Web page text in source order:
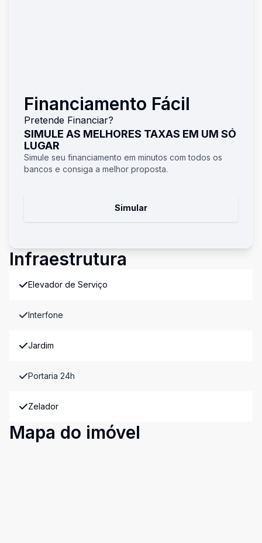
Financiamento Fácil
Pretende Financiar?
SIMULE AS MELHORES TAXAS EM UM SÓ
LUGAR
Simule seu financiamento em minutos com todos os
bancos e consiga a melhor proposta.
Simular
Infraestrutura
Elevador de Serviço
Interfone
Jardim
Portaria 24h
Zelador
Mapa do imóvel